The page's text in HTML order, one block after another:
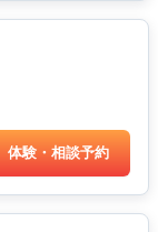
体験・相談予約